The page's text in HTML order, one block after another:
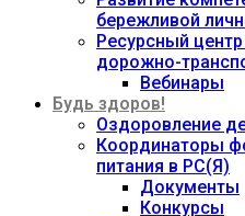
бережливой
Ресурсный
дорожно-
Вебинары
Будь здоров!
Оздоровление
Координаторы
питания в РС(Я)
Документы
Конкурсы